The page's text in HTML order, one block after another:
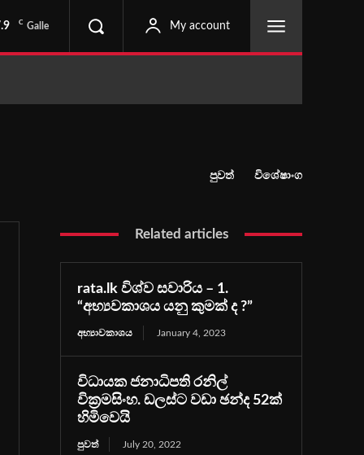
C Galle My account
පුවත් විශේෂාංග
Related articles
rata.lk විශ්ව සවාරිය – 1.
“අභ්‍යවකාශය යනු කුමක් ද ?”
අභ්‍යාවකාශය January 4, 2023
විධායක ජනාධිපති රනිල්
වික්‍රමසිංහ. ඩලස්ට වඩා ඡන්ද 52ක්
හිමිවෙයි
පුවත් July 20, 2022